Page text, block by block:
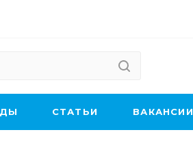
CТАТЬИ ВАКАНСИИ